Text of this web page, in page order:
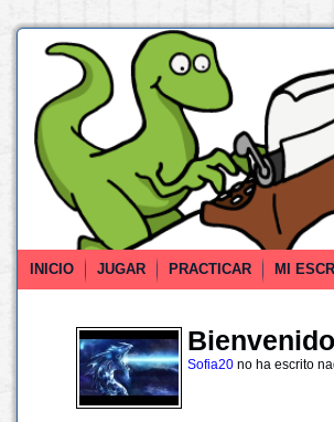
INICIO JUGAR PRACTICAR MI
Sofia20no ha escrito